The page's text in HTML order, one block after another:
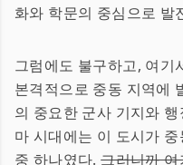
화와 학문의 중심으로 발
그럼에도 불구하고, 여기
본격적으로 중동 지역에
의 중요한 군사 기지와
마 시대에는 이 도시가
중 하나였다.그러니까